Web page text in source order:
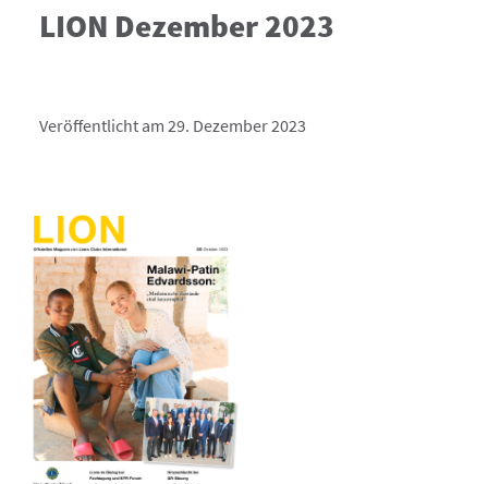
LION Dezember 2023
Veröffentlicht am 29. Dezember 2023